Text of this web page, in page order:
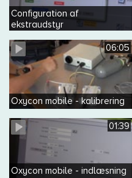
Configuration af
ekstraudstyr
06:05
Oxycon mobile - kalibrering
01:39
Oxycon mobile - indlæsning